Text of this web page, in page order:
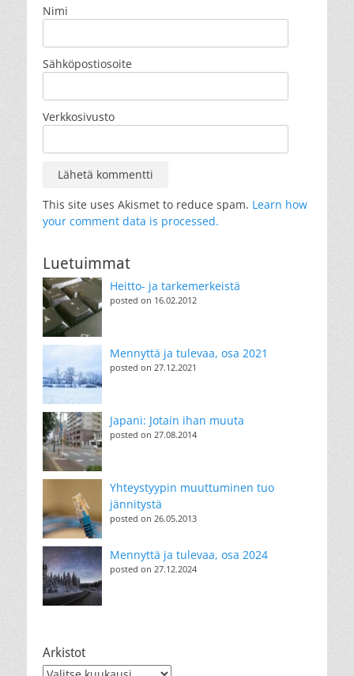
Nimi
Sähköpostiosoite
Verkkosivusto
This site uses Akismet to reduce spam. Learn how
your comment data is processed.
Luetuimmat
Heitto- ja tarkemerkeistä
posted on 16.02.2012
Mennyttä ja tulevaa, osa 2021
posted on 27.12.2021
Japani: Jotain ihan muuta
posted on 27.08.2014
Yhteystyypin muuttuminen tuo
jännitystä
posted on 26.05.2013
Mennyttä ja tulevaa, osa 2024
posted on 27.12.2024
Arkistot
Arkistot